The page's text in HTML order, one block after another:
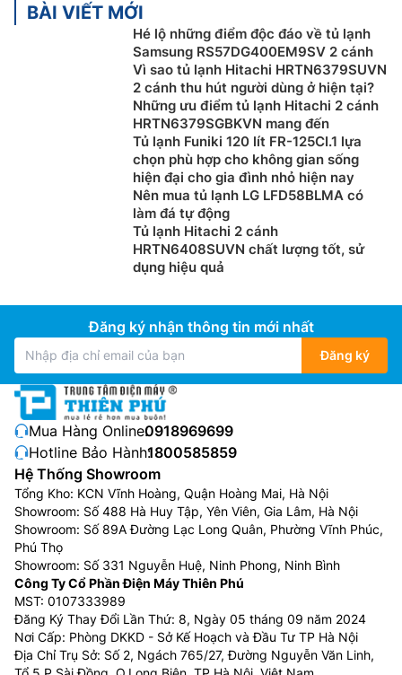
BÀI VIẾT MỚI
Hé lộ những điểm độc đáo về tủ lạnh
Samsung RS57DG400EM9SV 2 cánh
Vì sao tủ lạnh Hitachi HRTN6379SUVN
2 cánh thu hút người dùng ở hiện tại?
Những ưu điểm tủ lạnh Hitachi 2 cánh
HRTN6379SGBKVN mang đến
Tủ lạnh Funiki 120 lít FR-125CI.1 lựa
chọn phù hợp cho không gian sống
hiện đại cho gia đình nhỏ hiện nay
Nên mua tủ lạnh LG LFD58BLMA có
làm đá tự động
Tủ lạnh Hitachi 2 cánh
HRTN6408SUVN chất lượng tốt, sử
dụng hiệu quả
Đăng ký nhận thông tin mới nhất
Đăng ký
Mua Hàng Online:0918969699
Hotline Bảo Hành:1800585859
Hệ Thống Showroom
Tổng Kho: KCN Vĩnh Hoàng, Quận Hoàng Mai, Hà Nội
Showroom: Số 488 Hà Huy Tập, Yên Viên, Gia Lâm, Hà Nội
Showroom: Số 89A Đường Lạc Long Quân, Phường Vĩnh Phúc,
Phú Thọ
Showroom: Số 331 Nguyễn Huệ, Ninh Phong, Ninh Bình
Công Ty Cổ Phần Điện Máy Thiên Phú
MST: 0107333989
Đăng Ký Thay Đổi Lần Thứ: 8, Ngày 05 tháng 09 năm 2024
Nơi Cấp: Phòng DKKD - Sở Kế Hoạch và Đầu Tư TP Hà Nội
Địa Chỉ Trụ Sở: Số 2, Ngách 765/27, Đường Nguyễn Văn Linh,